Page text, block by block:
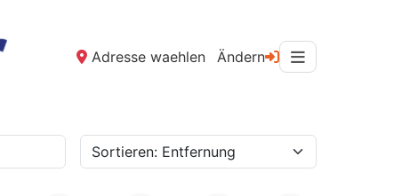
Adresse waehlen Ändern